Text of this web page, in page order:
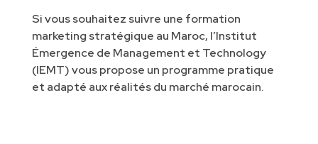
Si vous souhaitez suivre une formation
marketing stratégique au Maroc, l’Institut
Émergence de Management et Technology
(IEMT) vous propose un programme pratique
et adapté aux réalités du marché marocain.